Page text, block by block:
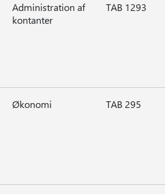
Administration af
kontanter
TAB 1293
Økonomi TAB 295